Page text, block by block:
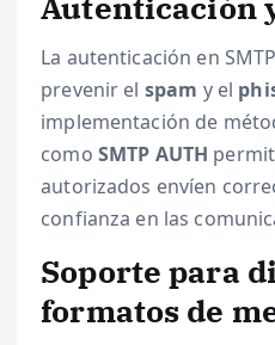
La autenticación en
prevenir el spam y el
implementación de
como SMTP AUTH
autorizados envíen
confianza en las
Soporte para
formatos de